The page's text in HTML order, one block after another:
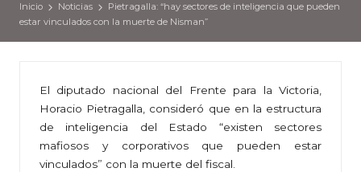
Inicio Noticias
Pietragalla: “hay sectores de inteligencia que pueden
estar vinculados con la muerte de Nisman”
El diputado nacional del Frente para la Victoria,
Horacio Pietragalla, consideró que en la estructura
de inteligencia del Estado “existen sectores
mafiosos y corporativos que pueden estar
vinculados” con la muerte del fiscal.